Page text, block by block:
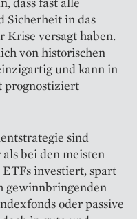
Sicherheit in das
Krise versagt haben.
von historischen
und kann in
prognostiziert
sind
bei den meisten
investiert, spart
gewinnbringenden
oder passive